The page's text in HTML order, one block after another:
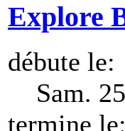
Explore
débute le:
Sam.
termine le: